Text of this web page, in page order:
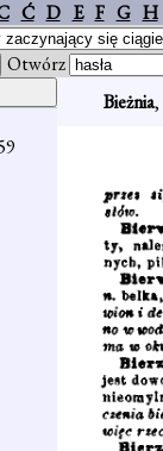
Ć D E F G H
Otwórz
Bieżnia,